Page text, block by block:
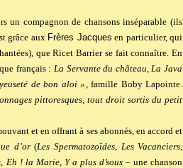
un compagnon de chansons inséparable (ils
grâce aux Frères Jacques en particulier, qui
que Ricet Barrier se fait connaître. En
français : La Servante du château La Java
de bon aloi » , famille Boby Lapointe.
pittoresques, tout droit sortis du petit
et en offrant à ses abonnés, en accord et
d’or(Les Spermatozoïdes, Les Vacanciers
Eh ! la Marie, Y a plus d’sous– une chanson